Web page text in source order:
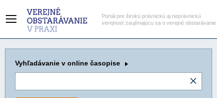
Portál pre širokú právnickú aj neprávnickú
verejnosť zaujímajúcu sa o verejné obstarávanie
Vyhľadávanie v online časopise